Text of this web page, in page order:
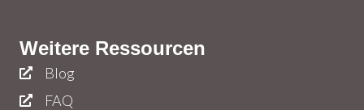
Weitere Ressourcen
Blog
FAQ